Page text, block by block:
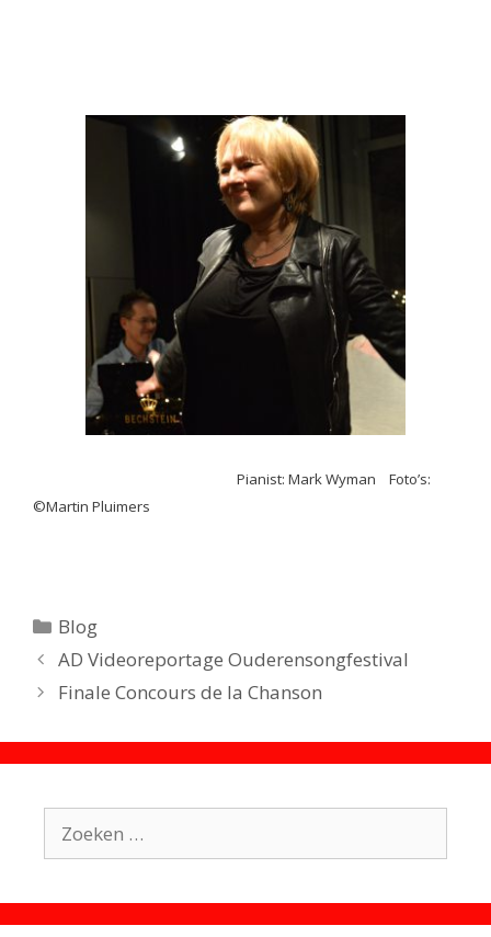
Pianist: Mark Wyman Foto’s:
©Martin Pluimers
Categorieën
Blog
AD Videoreportage Ouderensongfestival
Finale Concours de la Chanson
naar: